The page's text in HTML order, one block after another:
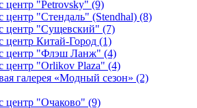
центр "Petrovsky" (9)
центр "Стендаль" (Stendhal) (8)
центр "Сущевский" (7)
центр Китай-Город (1)
центр "Флэш Ланж" (4)
центр "Orlikov Plaza" (4)
галерея «Модный сезон» (2)
центр "Очаково" (9)